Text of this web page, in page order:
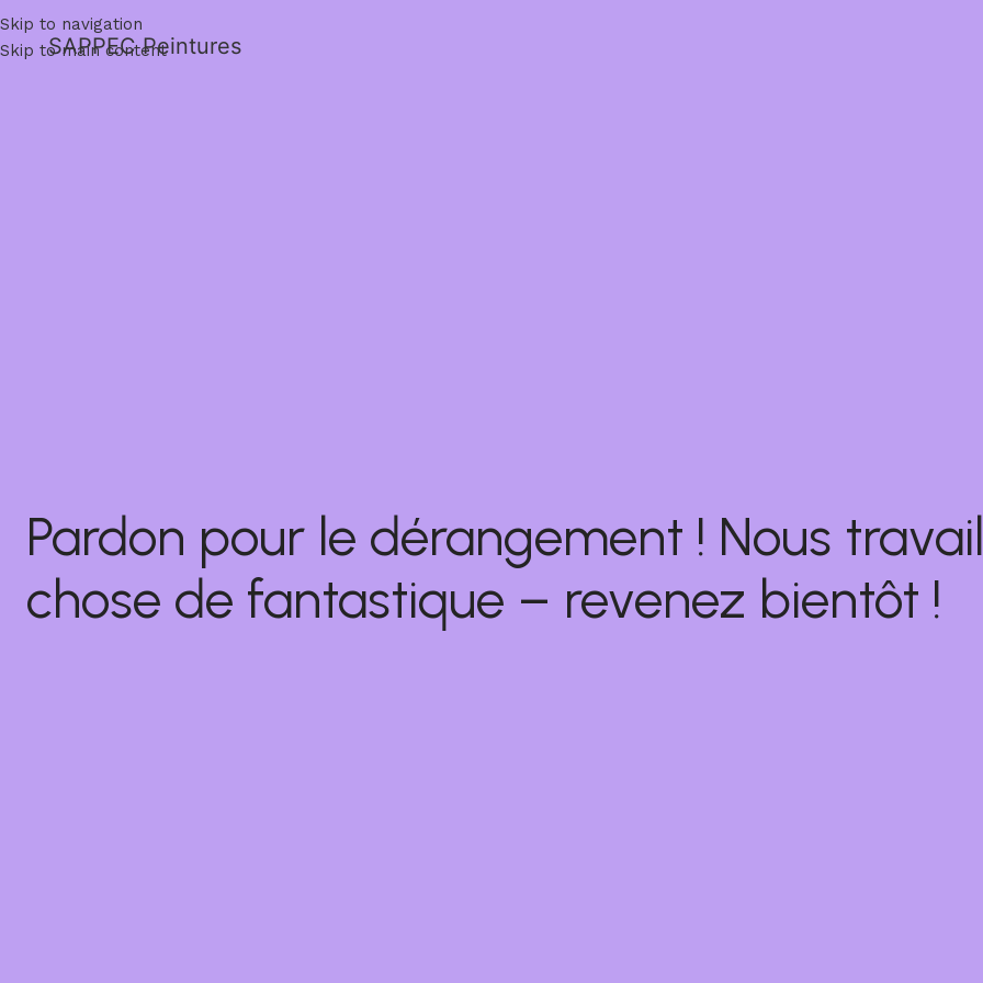
Skip to navigation
Skip to main content
SAPPEC Peintures
Pardon pour le dérangement ! Nous
chose de fantastique – revenez bientôt !